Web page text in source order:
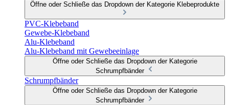
Öffne oder Schließe das Dropdown der Kategorie Klebeprodukte
PVC-Klebeband
Gewebe-Klebeband
Alu-Klebeband
Alu-Klebeband mit Gewebeeinlage
Öffne oder Schließe das Dropdown der Kategorie
Schrumpfbänder
Schrumpfbänder
Öffne oder Schließe das Dropdown der Kategorie
Schrumpfbänder